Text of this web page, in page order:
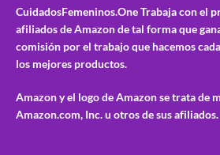
CuidadosFemeninos.OneTrabaja con el
afiliados de Amazon de tal forma que
comisión por el trabajo que hacemos
los mejores productos.
Amazon y el logo de Amazon se trata de
Amazon.com, Inc. u otros de sus afiliados.